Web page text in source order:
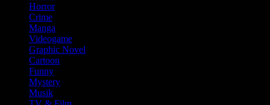
Horror
Crime
Manga
Videogame
Graphic Novel
Cartoon
Funny
Mystery
Musik